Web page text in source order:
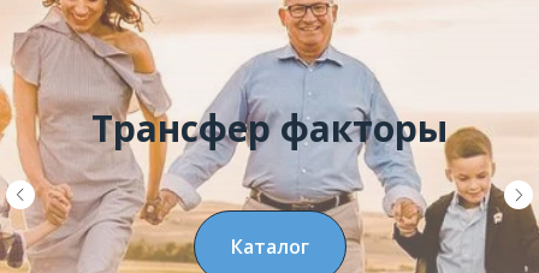
Трансфер факторы
Каталог